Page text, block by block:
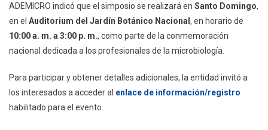
ADEMICRO indicó que el simposio se realizará en Santo Domingo,
en el Auditorium del Jardín Botánico Nacional , en horario de
10:00 a. m. a 3:00 p. m., como parte de la conmemoración
nacional dedicada a los profesionales de la microbiología.
Para participar y obtener detalles adicionales, la entidad invitó a
los interesados a acceder al enlace de información/registro
habilitado para el evento.